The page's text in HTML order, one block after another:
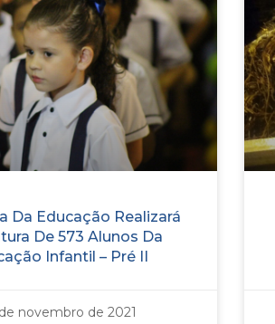
Da Educação Realizará
De 573 Alunos Da
Infantil – Pré II
novembro de 2021